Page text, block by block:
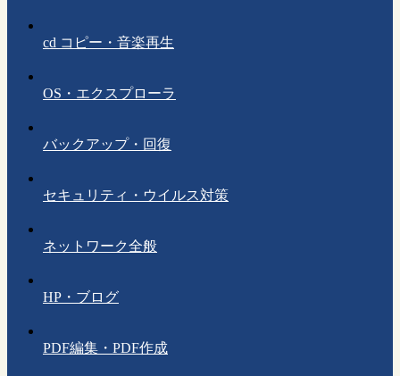
cd コピー・音楽再生
OS・エクスプローラ
バックアップ・回復
セキュリティ・ウイルス対策
ネットワーク全般
HP・ブログ
PDF編集・PDF作成